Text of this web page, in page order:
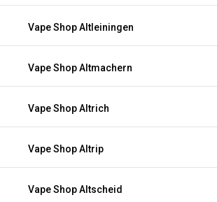
Vape Shop Altleiningen
Vape Shop Altmachern
Vape Shop Altrich
Vape Shop Altrip
Vape Shop Altscheid